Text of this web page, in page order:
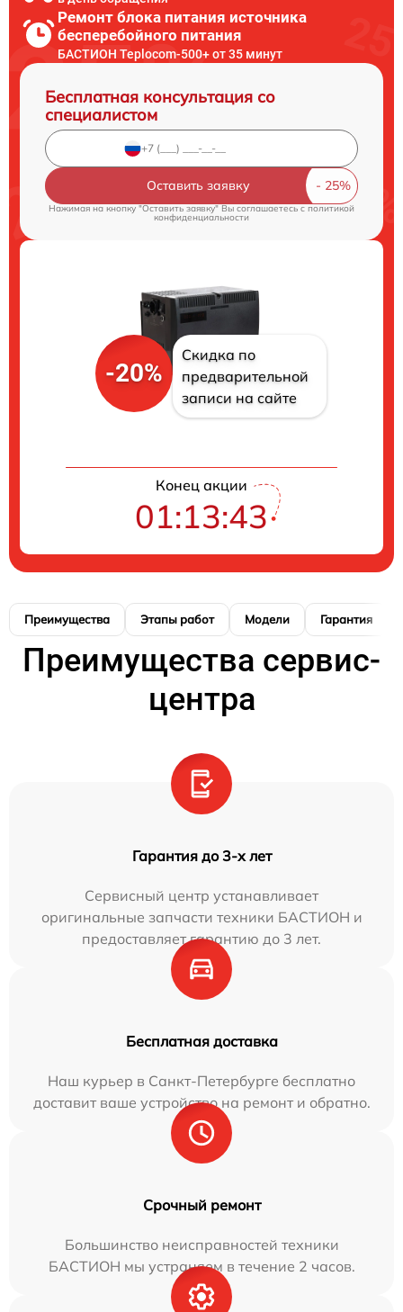
Ремонт блока питания источника
бесперебойного питания
БАСТИОН Teplocom-500+ от 35 минут
Бесплатная консультация со
специалистом
Оставить заявку
Нажимая на кнопку "Оставить заявку" Вы соглашаетесь cполитикой
конфиденциальности
-20%
Скидка по
предварительной
записи на сайте
Конец акции
01:13:42
Преимущества Этапы работ Модели Гарантия
Преимущества сервис-
центра
Гарантия до 3-х лет
Сервисный центр устанавливает
оригинальные запчасти техники БАСТИОН и
предоставляет гарантию до 3 лет.
Бесплатная доставка
Наш курьер в Санкт-Петербурге бесплатно
доставит ваше устройство на ремонт и обратно.
Срочный ремонт
Большинство неисправностей техники
БАСТИОН мы устраняем в течение 2 часов.